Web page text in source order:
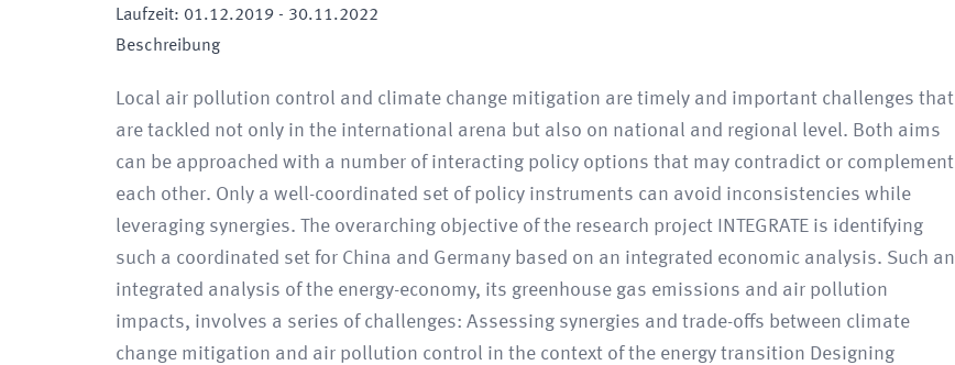
Laufzeit: 01.12.2019 - 30.11.2022
Beschreibung
Local air pollution control and climate change mitigation are timely and important challenges that
are tackled not only in the international arena but also on national and regional level. Both aims
can be approached with a number of interacting policy options that may contradict or complement
each other. Only a well-coordinated set of policy instruments can avoid inconsistencies while
leveraging synergies. The overarching objective of the research project INTEGRATE is identifying
such a coordinated set for China and Germany based on an integrated economic analysis. Such an
integrated analysis of the energy-economy, its greenhouse gas emissions and air pollution
impacts, involves a series of challenges: Assessing synergies and trade-offs between climate
change mitigation and air pollution control in the context of the energy transition Designing